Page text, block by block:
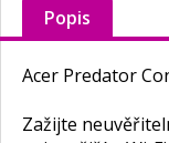
Popis
Acer Predator
Zažijte